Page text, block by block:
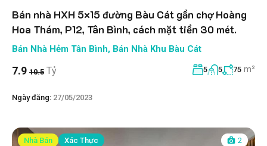
Bán nhà HXH 5×15 đường Bàu Cát gần chợ Hoàng
Hoa Thám, P12, Tân Bình, cách mặt tiền 30 mét.
Bán Nhà Hẻm Tân Bình, Bán Nhà Khu Bàu Cát
7.9 10.5 Tỷ 5 5 75 m²
Ngày đăng: 27/05/2023
Nhà Bán Xác Thực 2